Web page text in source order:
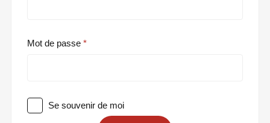
Mot de passe
Se souvenir de moi